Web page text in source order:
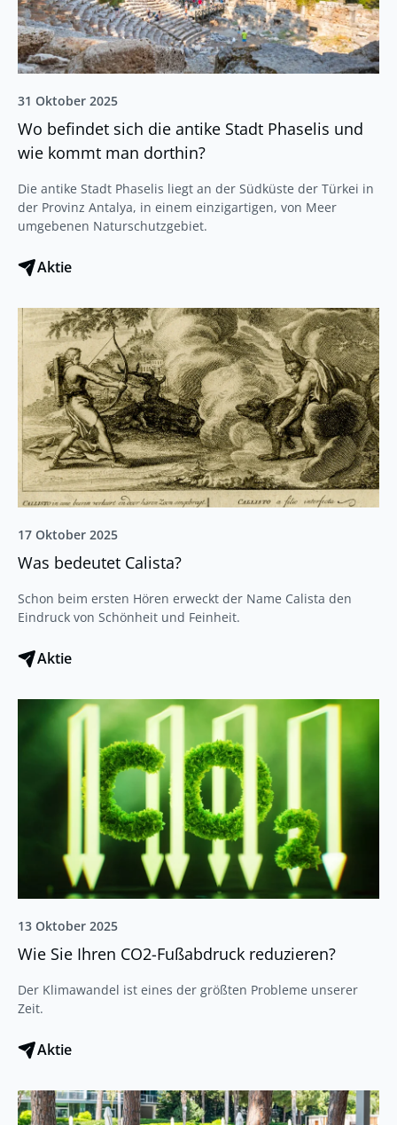
31 Oktober 2025
Wo befindet sich die antike Stadt Phaselis und
wie kommt man dorthin?
Die antike Stadt Phaselis liegt an der Südküste der Türkei in
der Provinz Antalya, in einem einzigartigen, von Meer
umgebenen Naturschutzgebiet.
Aktie
17 Oktober 2025
Was bedeutet Calista?
Schon beim ersten Hören erweckt der Name Calista den
Eindruck von Schönheit und Feinheit.
Aktie
13 Oktober 2025
Wie Sie Ihren CO2-Fußabdruck reduzieren?
Der Klimawandel ist eines der größten Probleme unserer
Zeit.
Aktie